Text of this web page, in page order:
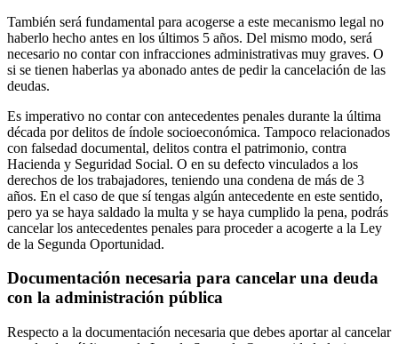
También será fundamental para acogerse a este mecanismo legal no
haberlo hecho antes en los últimos 5 años. Del mismo modo, será
necesario no contar con infracciones administrativas muy graves. O
si se tienen haberlas ya abonado antes de pedir la cancelación de las
deudas.
Es imperativo no contar con antecedentes penales durante la última
década por delitos de índole socioeconómica. Tampoco relacionados
con falsedad documental, delitos contra el patrimonio, contra
Hacienda y Seguridad Social. O en su defecto vinculados a los
derechos de los trabajadores, teniendo una condena de más de 3
años. En el caso de que sí tengas algún antecedente en este sentido,
pero ya se haya saldado la multa y se haya cumplido la pena, podrás
cancelar los antecedentes penales para proceder a acogerte a la Ley
de la Segunda Oportunidad.
Documentación necesaria para cancelar una deuda
con la administración pública
Respecto a la documentación necesaria que debes aportar al cancelar